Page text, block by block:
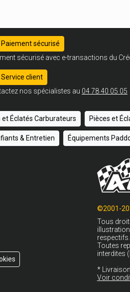
Paiement sécurisé
sécurisé avec e-transactions du
Service client
nos spécialistes au 04 78 40 05 05
et Éclatés Carburateurs Pièces et
& Entretien Équipements
©2001-
Tous
respectifs.
Toutes
interdites
*
Voir